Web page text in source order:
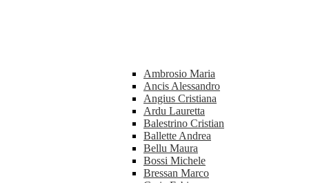
Ambrosio Maria
Ancis Alessandro
Angius Cristiana
Ardu Lauretta
Balestrino Cristian
Ballette Andrea
Bellu Maura
Bossi Michele
Bressan Marco